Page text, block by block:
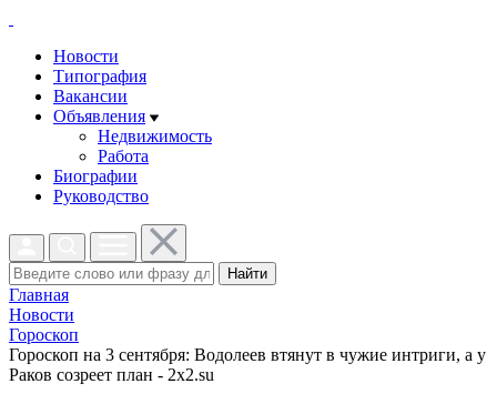
Новости
Типография
Вакансии
Объявления
Недвижимость
Работа
Биографии
Руководство
Найти
Главная
Новости
Гороскоп
Гороскоп на 3 сентября: Водолеев втянут в чужие интриги, а у
Раков созреет план - 2x2.su